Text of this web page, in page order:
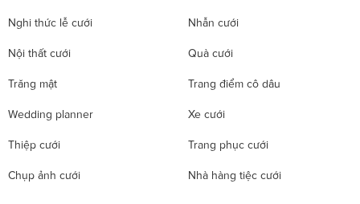
Nghi thức lễ cưới Nhẫn cưới
Nội thất cưới Quà cưới
Trăng mật Trang điểm cô dâu
Wedding planner Xe cưới
Thiệp cưới Trang phục cưới
Chụp ảnh cưới Nhà hàng tiệc cưới